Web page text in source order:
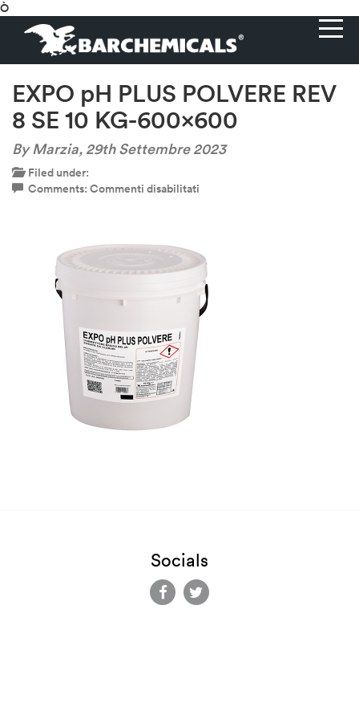
Ò
EXPO pH PLUS POLVERE REV
8 SE 10 KG-600×600
By Marzia,29th Settembre 2023
Filed under:
Comments: Commenti disabilitati
POLVERE
REV
8
SE
10
Socials